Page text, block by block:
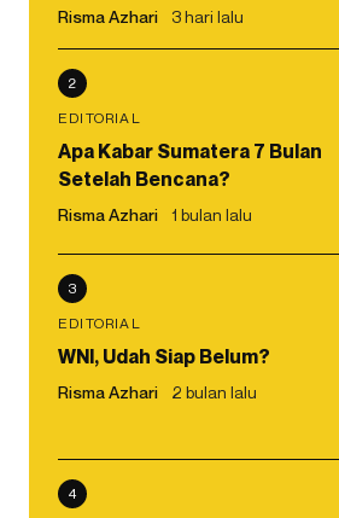
Risma Azhari 3 hari lalu
2
EDITORIAL
Apa Kabar Sumatera 7 Bulan
Setelah Bencana?
Risma Azhari 1 bulan lalu
3
EDITORIAL
WNI, Udah Siap Belum?
Risma Azhari 2 bulan lalu
4